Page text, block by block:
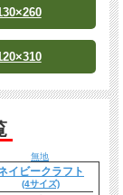
無地
イビークラフト
(4サイズ)